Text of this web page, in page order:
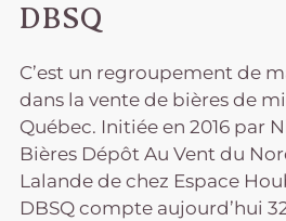
DBSQ
C’est un regroupement de
dans la vente de bières de
Québec. Initiée en 2016 par
Bières Dépôt Au Vent du
Lalande de chez Espace
DBSQ compte aujourd’hui